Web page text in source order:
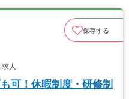
保存する
人
可！休暇制度・研修制